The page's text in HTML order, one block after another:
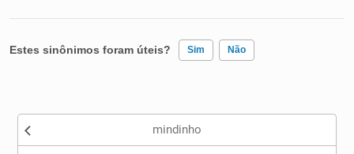
Conexões
Dicionário
Estes sinônimos foram úteis? Sim Não
Nenhum dos sinônimos apresentados me ajudou
mindinho